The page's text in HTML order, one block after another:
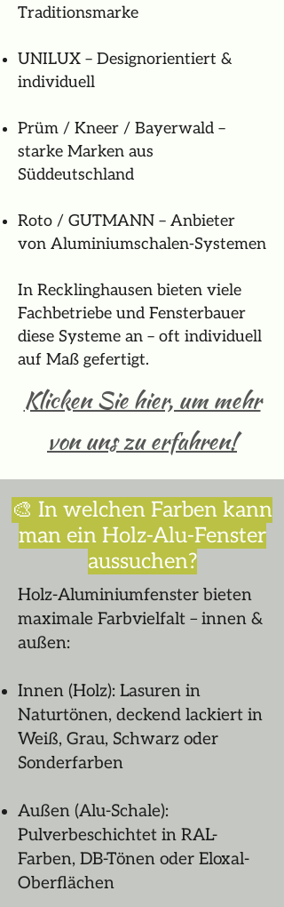
Traditionsmarke
UNILUX – Designorientiert &
individuell
Prüm / Kneer / Bayerwald –
starke Marken aus
Süddeutschland
Roto / GUTMANN – Anbieter
von Aluminiumschalen-Systemen
In Recklinghausen bieten viele
Fachbetriebe und Fensterbauer
diese Systeme an – oft individuell
auf Maß gefertigt.
Klicken Sie hier, um mehr
von uns zu erfahren!
🎨 In welchen Farben kann
man ein Holz-Alu-Fenster
aussuchen?
Holz-Aluminiumfenster bieten
maximale Farbvielfalt – innen &
außen:
Innen (Holz): Lasuren in
Naturtönen, deckend lackiert in
Weiß, Grau, Schwarz oder
Sonderfarben
Außen (Alu-Schale):
Pulverbeschichtet in RAL-
Farben, DB-Tönen oder Eloxal-
Oberflächen